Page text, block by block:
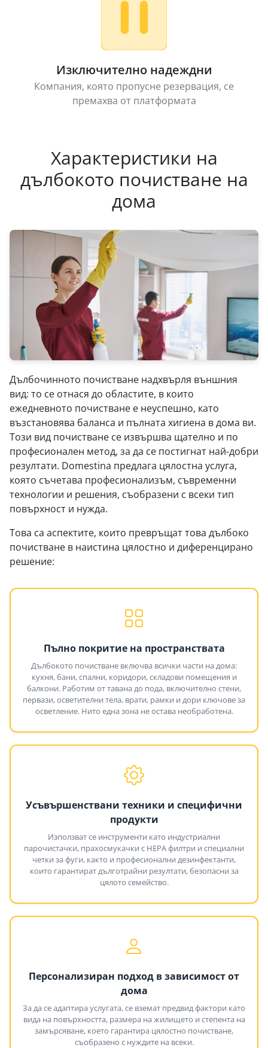
Изключително надеждни
Компания, която пропусне резервация, се
премахва от платформата
Характеристики на
дълбокото почистване на
дома
Дълбочинното почистване надхвърля външния
вид: то се отнася до областите, в които
ежедневното почистване е неуспешно, като
възстановява баланса и пълната хигиена в дома ви.
Този вид почистване се извършва щателно и по
професионален метод, за да се постигнат най-добри
резултати. Domestina предлага цялостна услуга,
която съчетава професионализъм, съвременни
технологии и решения, съобразени с всеки тип
повърхност и нужда.
Това са аспектите, които превръщат това дълбоко
почистване в наистина цялостно и диференцирано
решение:
Пълно покритие на пространствата
Дълбокото почистване включва всички части на дома:
кухня, бани, спални, коридори, складови помещения и
балкони. Работим от тавана до пода, включително стени,
первази, осветителни тела, врати, рамки и дори ключове за
осветление. Нито една зона не остава необработена.
Усъвършенствани техники и специфични
продукти
Използват се инструменти като индустриални
парочистачки, прахосмукачки с HEPA филтри и специални
четки за фуги, както и професионални дезинфектанти,
които гарантират дълготрайни резултати, безопасни за
цялото семейство.
Персонализиран подход в зависимост от
дома
За да се адаптира услугата, се вземат предвид фактори като
вида на повърхността, размера на жилището и степента на
замърсяване, което гарантира цялостно почистване,
съобразено с нуждите на всеки.